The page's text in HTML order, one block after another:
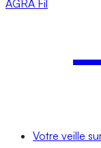
AGRA Fil
Votre veille